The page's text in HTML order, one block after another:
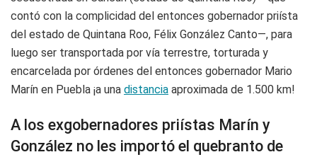
contó con la complicidad del entonces gobernador priísta
del estado de Quintana Roo, Félix González Canto—, para
luego ser transportada por vía terrestre, torturada y
encarcelada por órdenes del entonces gobernador Mario
Marín en Puebla ¡a una distancia aproximada de 1.500 km!
A los exgobernadores priístas Marín y
González no les importó el quebranto de